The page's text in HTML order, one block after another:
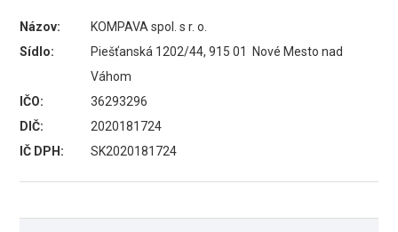
Názov:
KOMPAVA spol. s r. o.
Sídlo:
Piešťanská 1202/44, 915 01 Nové Mesto nad
Váhom
IČO:
36293296
DIČ:
2020181724
IČ DPH:
SK2020181724